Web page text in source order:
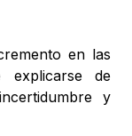
en las
de
y